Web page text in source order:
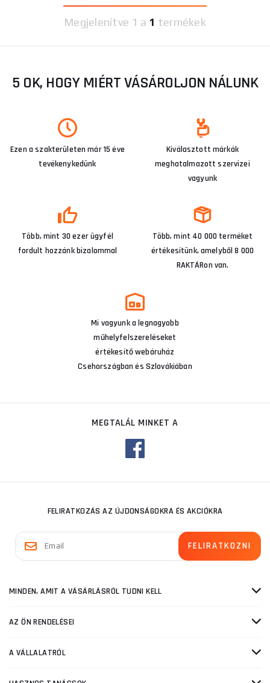
Megjelenítve 1 a 1 termékek
5 OK, HOGY MIÉRT VÁSÁROLJON NÁLUNK
Ezen a szakterületen már 15 éve
tevékenykedünk
Kiválasztott márkák
meghatalmazott szervizei
vagyunk
Több, mint 30 ezer ügyfél
fordult hozzánk bizalommal
Több, mint 40 000 terméket
értékesítünk, amelyből 8 000
RAKTÁRon van.
Mi vagyunk a legnagyobb
műhelyfelszereléseket
értékesítő webáruház
Csehországban és Szlovákiában
MEGTALÁL MINKET A
FELIRATKOZÁS AZ ÚJDONSÁGOKRA ÉS AKCIÓKRA
MINDEN, AMIT A VÁSÁRLÁSRÓL TUDNI KELL
AZ ÖN RENDELÉSEI
A VÁLLALATRÓL